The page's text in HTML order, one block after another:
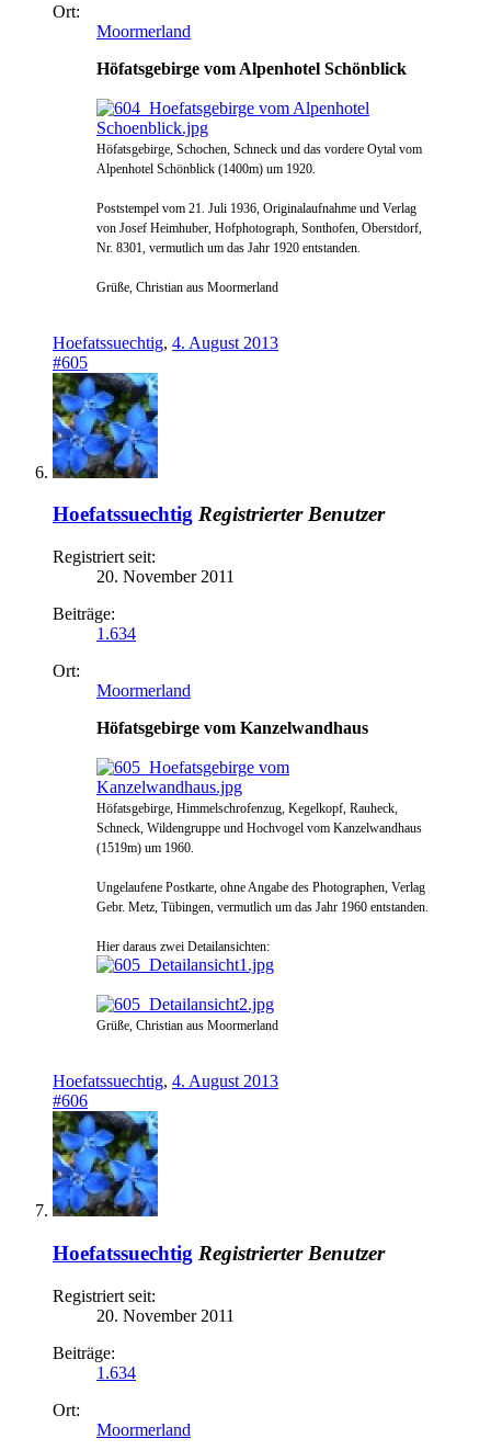
Ort:
Moormerland
Höfatsgebirge vom Alpenhotel Schönblick
Höfatsgebirge, Schochen, Schneck und das vordere Oytal vom
Alpenhotel Schönblick (1400m) um 1920.
Poststempel vom 21. Juli 1936, Originalaufnahme und Verlag
von Josef Heimhuber, Hofphotograph, Sonthofen, Oberstdorf,
Nr. 8301, vermutlich um das Jahr 1920 entstanden.
Grüße, Christian aus Moormerland
Hoefatssuechtig, 4. August 2013
#605
Hoefatssuechtig Registrierter Benutzer
Registriert seit:
20. November 2011
Beiträge:
1.634
Ort:
Moormerland
Höfatsgebirge vom Kanzelwandhaus
Höfatsgebirge, Himmelschrofenzug, Kegelkopf, Rauheck,
Schneck, Wildengruppe und Hochvogel vom Kanzelwandhaus
(1519m) um 1960.
Ungelaufene Postkarte, ohne Angabe des Photographen, Verlag
Gebr. Metz, Tübingen, vermutlich um das Jahr 1960 entstanden.
Hier daraus zwei Detailansichten:
Grüße, Christian aus Moormerland
Hoefatssuechtig, 4. August 2013
#606
Hoefatssuechtig Registrierter Benutzer
Registriert seit:
20. November 2011
Beiträge:
1.634
Ort:
Moormerland